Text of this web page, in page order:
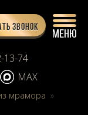
звонок
13-74
MAX
мрамора »